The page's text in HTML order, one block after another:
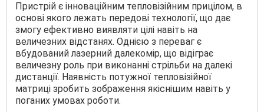
Пристрій є інноваційним тепловізійним прицілом, в
основі якого лежать передові технології, що дає
змогу ефективно виявляти цілі навіть на
величезних відстанях. Однією з переваг є
вбудований лазерний далекомір, що відіграє
величезну роль при виконанні стрільби на далекі
дистанції. Наявність потужної тепловізійної
матриці зробить зображення якіснішим навіть у
поганих умовах роботи.